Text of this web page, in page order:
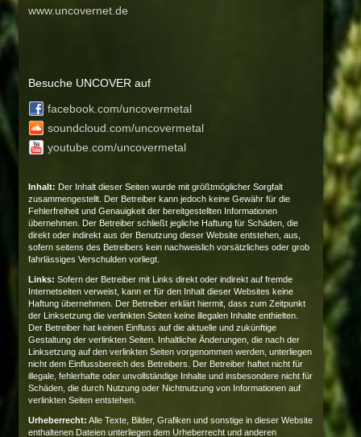
www.uncovernet.de
Besuche UNCOVER auf
facebook.com/uncovermetal
soundcloud.com/uncovermetal
youtube.com/uncovermetal
Inhalt: Der Inhalt dieser Seiten wurde mit größtmöglicher Sorgfalt
zusammengestellt. Der Betreiber kann jedoch keine Gewähr für die
Fehlerfreiheit und Genauigkeit der bereitgestellten Informationen
übernehmen. Der Betreiber schließt jegliche Haftung für Schäden, die
direkt oder indirekt aus der Benutzung dieser Website entstehen, aus,
sofern seitens des Betreibers kein nachweislich vorsätzliches oder grob
fahrlässiges Verschulden vorliegt.
Links: Sofern der Betreiber mit Links direkt oder indirekt auf fremde
Internetseiten verweist, kann er für den Inhalt dieser Websites keine
Haftung übernehmen. Der Betreiber erklärt hiermit, dass zum Zeitpunkt
der Linksetzung die verlinkten Seiten keine illegalen Inhalte enthielten.
Der Betreiber hat keinen Einfluss auf die aktuelle und zukünftige
Gestaltung der verlinkten Seiten. Inhaltliche Änderungen, die nach der
Linksetzung auf den verlinkten Seiten vorgenommen werden, unterliegen
nicht dem Einflussbereich des Betreibers. Der Betreiber haftet nicht für
illegale, fehlerhafte oder unvollständige Inhalte und insbesondere nicht für
Schäden, die durch Nutzung oder Nichtnutzung von Informationen auf
verlinkten Seiten entstehen.
Urheberrecht: Alle Texte, Bilder, Grafiken und sonstige in dieser Website
enthaltenen Dateien unterliegen dem Urheberrecht und anderen